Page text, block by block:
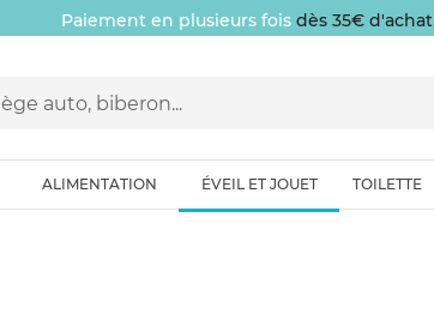
Paiement en plusieurs fois dès 35€ d'achat
ALIMENTATION ÉVEIL ET JOUET TOILETTE